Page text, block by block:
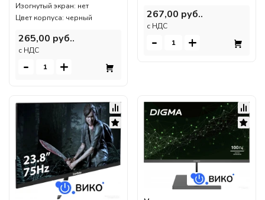
Изогнутый экран: нет
Цвет корпуса: черный
265,00 руб..
c НДС
- +
267,00 руб..
c НДС
- +